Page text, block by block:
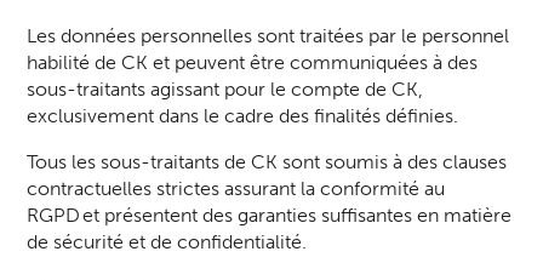
Les données personnelles sont traitées par le personnel
habilité de CK et peuvent être communiquées à des
sous-traitants agissant pour le compte de CK,
exclusivement dans le cadre des finalités définies.
Tous les sous-traitants de CK sont soumis à des clauses
contractuelles strictes assurant la conformité au
RGPD et présentent des garanties suffisantes en matière
de sécurité et de confidentialité.